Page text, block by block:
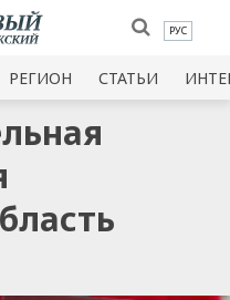
РУС
РЕГИОН СТАТЬИ